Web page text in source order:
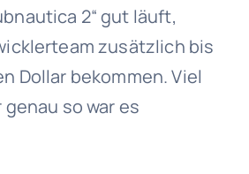
2“ gut läuft,
zusätzlich bis
Dollar bekommen. Viel
genau so war es